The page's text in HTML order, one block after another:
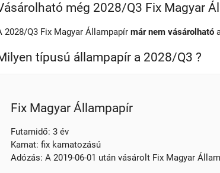
még 2028/Q3 Fix Magyar
2028/Q3 Fix Magyar Állampapírmár nem vásárolható
típusú állampapír a 2028/Q3 ?
Fix Magyar Állampapír
Futamidő: 3 év
Kamat: fix kamatozású
Adózás: A 2019-06-01 után vásárolt Fix Magyar